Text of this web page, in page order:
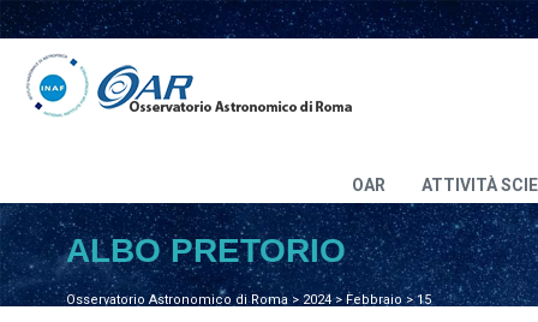
OAR ATTIVITÀ
Osservatorio Astronomico di Roma>2024>Febbraio>15
ALBO PRETORIO